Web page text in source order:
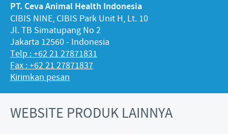
PT. Ceva Animal Health Indonesia
CIBIS NINE, CIBIS Park Unit H, Lt. 10
Jl. TB Simatupang No 2
Jakarta 12560 - Indonesia
Telp : +62 21 27871831
Fax : +62 21 27871837
Kirimkan pesan
WEBSITE PRODUK LAINNYA